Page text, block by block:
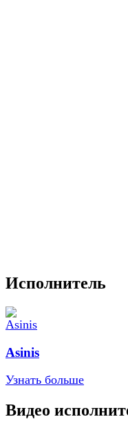
Исполнитель
Asinis
Узнать больше
Видео